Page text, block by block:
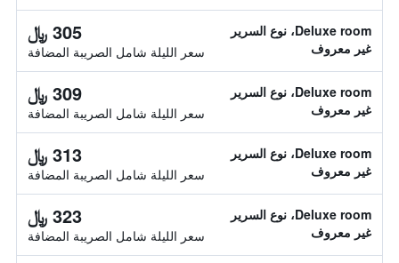
Deluxe room، نوع السرير
غير معروف
305 ﷼
سعر الليلة شامل الصريبة المضافة
Deluxe room، نوع السرير
غير معروف
309 ﷼
سعر الليلة شامل الصريبة المضافة
Deluxe room، نوع السرير
غير معروف
313 ﷼
سعر الليلة شامل الصريبة المضافة
Deluxe room، نوع السرير
غير معروف
323 ﷼
سعر الليلة شامل الصريبة المضافة